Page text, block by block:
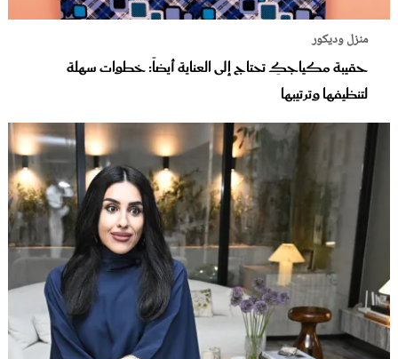
منزل وديكور
حقيبة مكياجكِ تحتاج إلى العناية أيضاً: خطوات سهلة
لتنظيفها وترتيبها